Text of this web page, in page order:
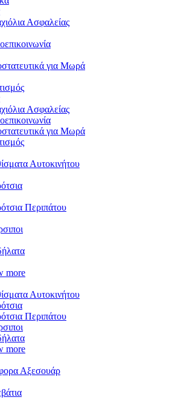
Ασφαλείας
για Μωρά
Ασφαλείας
για Μωρά
Αυτοκινήτου
Περιπάτου
more
Αυτοκινήτου
Περιπάτου
more
Αξεσουάρ